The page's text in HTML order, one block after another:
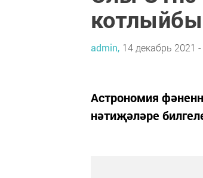
admin, 14 декабрь 2021
Астрономия
нәтиҗәләре